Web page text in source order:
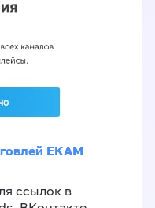
EKAM
ссылок в